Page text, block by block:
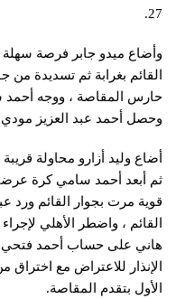
27.
وأضاع ميدو جابر فرصة سهلة
القائم بغرابة ثم تسديدة
حارس المقاصة ، ووجه أحمد
وحصل أحمد عبد العزيز مودي
أضاع وليد أزارو محاولة
ثم أبعد أحمد سامي كرة
قوية مرت بجوار القائم ورد
هاني على حساب أحمد فتحي
الإنذار للاعتراض مع
الأول بتقدم المقاصة.